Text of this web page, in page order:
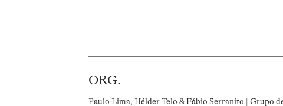
ORG.
Paulo Lima, Hélder Telo & Fábio Serranito | Grupo